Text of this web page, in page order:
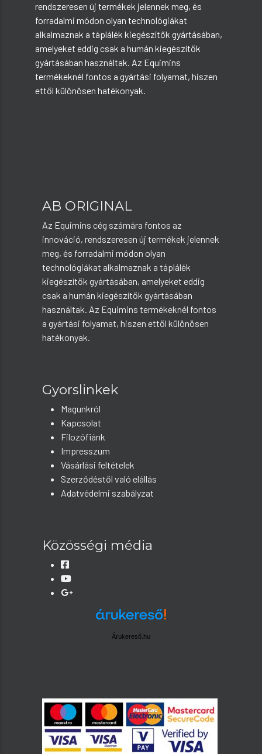
rendszeresen új termékek jelennek meg, és
forradalmi módon olyan technológiákat
alkalmaznak a táplálék kiegészítők gyártásában,
amelyeket eddig csak a humán kiegészítők
gyártásában használtak. Az Equimins
termékeknél fontos a gyártási folyamat, hiszen
ettől különösen hatékonyak.
AB ORIGINAL
Az Equimins cég számára fontos az
innováció, rendszeresen új termékek jelennek
meg, és forradalmi módon olyan
technológiákat alkalmaznak a táplálék
kiegészítők gyártásában, amelyeket eddig
csak a humán kiegészítők gyártásában
használtak. Az Equimins termékeknél fontos
a gyártási folyamat, hiszen ettől különösen
hatékonyak.
Gyorslinkek
Magunkról
Kapcsolat
Filozófiánk
Impresszum
Vásárlási feltételek
Szerződéstől való elállás
Adatvédelmi szabályzat
Közösségi média
Árukereső.hu